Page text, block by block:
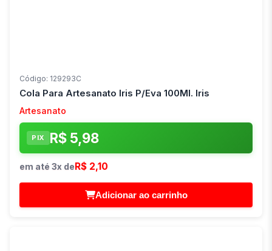
Código: 129293C
Cola Para Artesanato Iris P/Eva 100Ml. Iris
Artesanato
PIX R$ 5,98
em até 3x deR$ 2,10
Adicionar ao carrinho